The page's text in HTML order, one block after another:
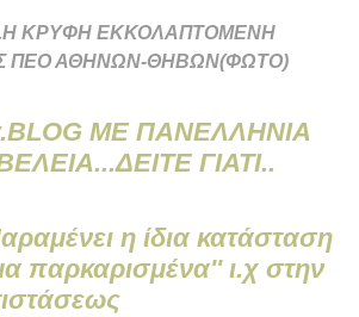
ΚΡΥΦΗ ΕΚΚΟΛΑΠΤΟΜΕΝΗ
ΠΕΟ ΑΘΗΝΩΝ-ΘΗΒΩΝ(ΦΩΤΟ)
ΜΕ ΠΑΝΕΛΛΗΝΙΑ
ΓΙΑΤΙ..
η ίδια κατάσταση
παρκαρισμένα'' ι.χ στην